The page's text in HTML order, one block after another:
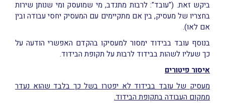
ביקש זאת. ("עובד": לרבות מתנדב, מי שמועסק ומי שנותן שירות
בחצריו של מעסיק, בין אם מתקיימים עם המעסיק יחסי עבודה ובין
אם לאו).
בנוסף עובד בבידוד ימסור למעסיקו בהקדם האפשרי הודעה על
כך שעליו לשהות בבידוד לרבות על תקופת הבידוד.
איסור פיטורים
מעסיק של עובד בבידוד לא יפטרו בשל כך בלבד שהוא נעדר
ממקום העבודה בתקופת הבידוד.